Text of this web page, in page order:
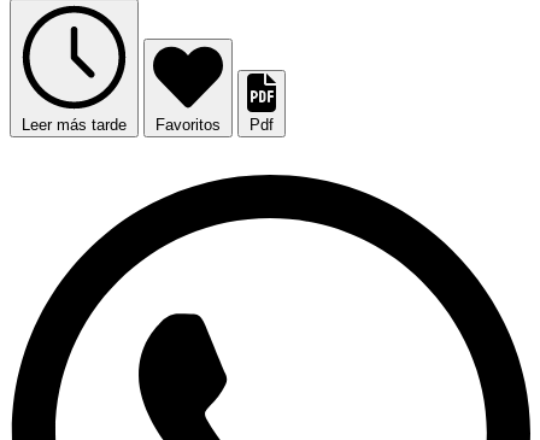
Leer más tarde Favoritos Pdf